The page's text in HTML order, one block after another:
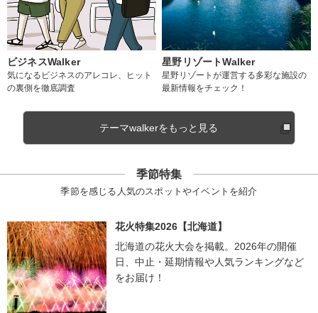
ビジネスWalker
気になるビジネスのアレコレ、ヒット
の裏側を徹底調査
星野リゾートWalker
星野リゾートが運営する多彩な施設の
最新情報をチェック！
テーマwalkerをもっと見る
季節特集
季節を感じる人気のスポットやイベントを紹介
花火特集2026【北海道】
北海道の花火大会を掲載。2026年の開催
日、中止・延期情報や人気ランキングなど
をお届け！